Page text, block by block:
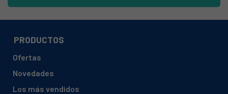
PRODUCTOS
Ofertas
Novedades
Los más vendidos